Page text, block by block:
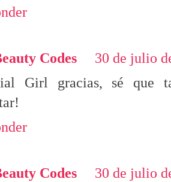
Codes
30 de julio
Girl gracias, sé que
Codes
30 de julio